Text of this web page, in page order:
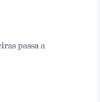
passa a